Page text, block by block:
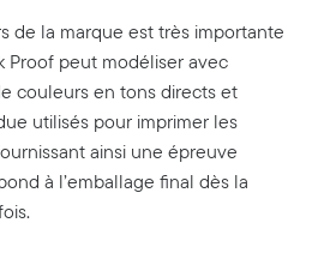
de la marque est très importante
Proof peut modéliser avec
couleurs en tons directs et
utilisés pour imprimer les
ainsi une épreuve
à l’emballage final dès la